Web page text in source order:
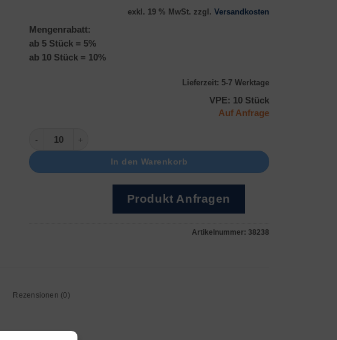
exkl. 19 % MwSt. zzgl. Versandkosten
Mengenrabatt:
ab 5 Stück = 5%
ab 10 Stück = 10%
Lieferzeit: 5-7 Werktage
VPE: 10 Stück
Auf Anfrage
381R (SR 1120 SW) Menge
In den Warenkorb
Produkt Anfragen
Artikelnummer: 38238
Rezensionen (0)